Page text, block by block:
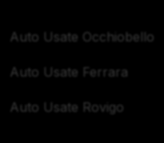
Auto Usate Occhiobello
Auto Usate Ferrara
Auto Usate Rovigo